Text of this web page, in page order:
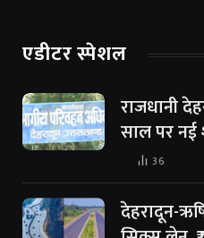
एडीटर स्पेशल
राजधानी
साल पर
36
देहरादून-